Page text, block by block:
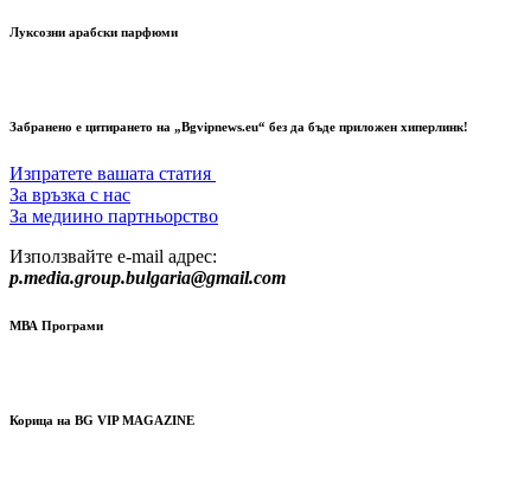
Луксозни арабски парфюми
Забранено е цитирането на „Bgvipnews.eu“ без да бъде приложен хиперлинк!
Изпратете вашата статия
За връзка с нас
За медиино партньорство
Използвайте e-mail адрес:
p.media.group.bulgaria@gmail.com
МВА Програми
Корица на BG VIP MAGAZINE